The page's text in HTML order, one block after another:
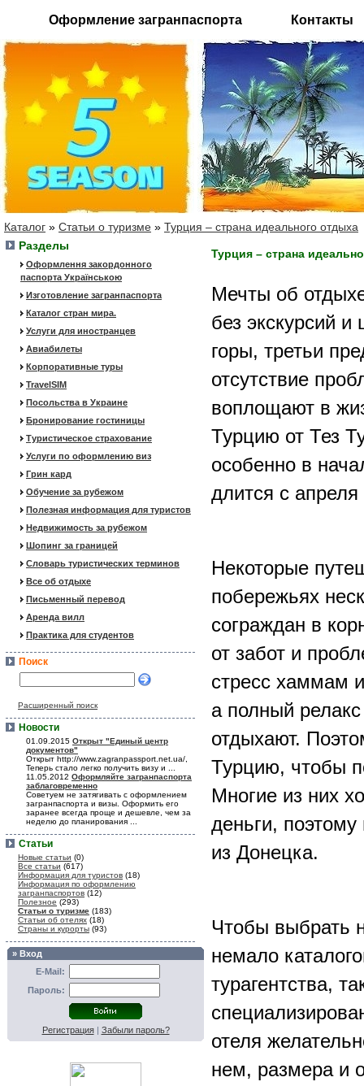
Оформление загранпаспорта Контакты
Каталог » Статьи о туризме » Турция – страна идеального отдыха
Разделы
Оформлення закордонного
паспорта Українською
Изготовление загранпаспорта
Каталог стран мира.
Услуги для иностранцев
Авиабилеты
Корпоративные туры
TravelSIM
Посольства в Украине
Бронирование гостиницы
Туристическое страхование
Услуги по оформлению виз
Грин кард
Обучение за рубежом
Полезная информация для туристов
Недвижимость за рубежом
Шопинг за границей
Словарь туристических терминов
Все об отдыхе
Письменный перевод
Аренда вилл
Практика для студентов
Поиск
Расширенный поиск
Новости
01.09.2015 Открыт "Единый центр
документов"
Открыт http://www.zagranpassport.net.ua/,
Теперь стало легко получить визу и ...
11.05.2012 Оформляйте загранпаспорта
заблаговременно
Советуем не затягивать с оформлением
загранпаспорта и визы. Оформить его
заранее всегда проще и дешевле, чем за
неделю до планирования ...
Статьи
Новые статьи (0)
Все статьи (617)
Информация для туристов (18)
Информация по оформлению
загранпаспортов (12)
Полезное (293)
Статьи о туризме (183)
Статьи об отелях (18)
Страны и курорты (93)
» Вход
E-Mail:
Пароль:
Регистрация| Забыли пароль?
Турция – страна
Мечты об
без экскурсий
горы, третьи
отсутствие
воплощают в
Турцию от Тез
особенно в
длится с
Некоторые
побережьях
сограждан в
от забот и
стресс хаммам
а полный
отдыхают.
Турцию, чтобы
Многие из них
деньги,
из Донецка.
Чтобы выбрать
немало
турагентства,
отеля
нем, размера и